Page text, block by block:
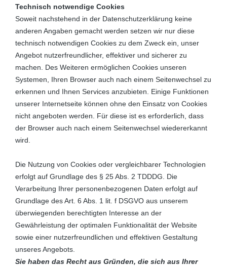
Technisch notwendige Cookies
Soweit nachstehend in der Datenschutzerklärung keine
anderen Angaben gemacht werden setzen wir nur diese
technisch notwendigen Cookies zu dem Zweck ein, unser
Angebot nutzerfreundlicher, effektiver und sicherer zu
machen. Des Weiteren ermöglichen Cookies unseren
Systemen, Ihren Browser auch nach einem Seitenwechsel zu
erkennen und Ihnen Services anzubieten. Einige Funktionen
unserer Internetseite können ohne den Einsatz von Cookies
nicht angeboten werden. Für diese ist es erforderlich, dass
der Browser auch nach einem Seitenwechsel wiedererkannt
wird.
Die Nutzung von Cookies oder vergleichbarer Technologien
erfolgt auf Grundlage des § 25 Abs. 2 TDDDG. Die
Verarbeitung Ihrer personenbezogenen Daten erfolgt auf
Grundlage des Art. 6 Abs. 1 lit. f DSGVO aus unserem
überwiegenden berechtigten Interesse an der
Gewährleistung der optimalen Funktionalität der Website
sowie einer nutzerfreundlichen und effektiven Gestaltung
unseres Angebots.
Sie haben das Recht aus Gründen, die sich aus Ihrer